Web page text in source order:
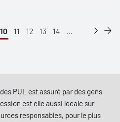
10 11 12 13 14 ...
PUL est assuré par des gens
est elle aussi locale sur
responsables, pour le plus